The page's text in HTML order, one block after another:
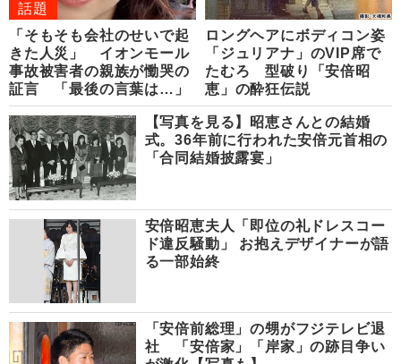
話題
「そもそも会社のせいで起
きた人災」 イオンモール
事故被害者の親族が慟哭の
証言 「最後の言葉は…」
ロングヘアにボディコン姿
「ジュリアナ」のVIP席で
たむろ 型破り「安倍昭
恵」の酔狂伝説
【写真を見る】昭恵さんとの結婚
式。36年前に行われた安倍元首相の
「合同結婚披露宴」
安倍昭恵夫人「即位の礼ドレスコー
ド違反騒動」 お抱えデザイナーが語
る一部始終
「安倍前総理」の甥がフジテレビ退
社 「安倍家」「岸家」の跡目争い